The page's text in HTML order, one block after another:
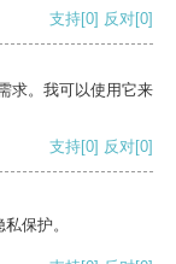
支持[0] 反对[0]
求。我可以使用它来
支持[0] 反对[0]
保护。